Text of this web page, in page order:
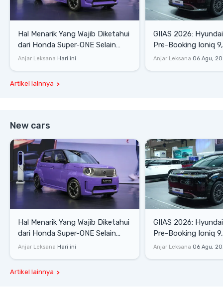
Hal Menarik Yang Wajib Diketahui
dari Honda Super-ONE Selain
Harga
Anjar Leksana Hari ini
GIIAS 2026:
Pre-Booking Ioniq
Rp1,49 Miliar
Anjar Leksana 06 Agu,
Artikel lainnya
New cars
Hal Menarik Yang Wajib Diketahui
dari Honda Super-ONE Selain
Harga
Anjar Leksana Hari ini
GIIAS 2026:
Pre-Booking Ioniq
Rp1,49 Miliar
Anjar Leksana 06 Agu,
Artikel lainnya